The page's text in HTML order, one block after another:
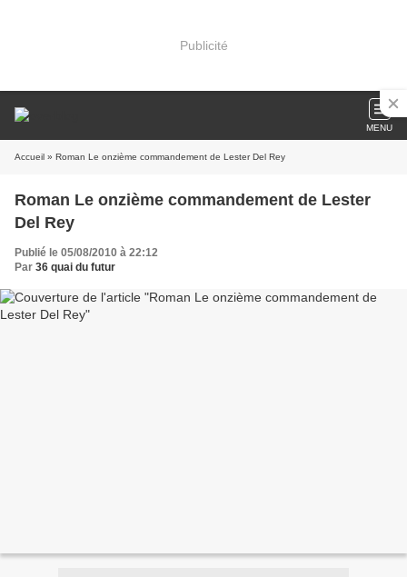
Publicité
MENU
Accueil » Roman Le onzième commandement de Lester Del Rey
Roman Le onzième commandement de Lester
Del Rey
Publié le 05/08/2010 à 22:12
Par 36 quai du futur